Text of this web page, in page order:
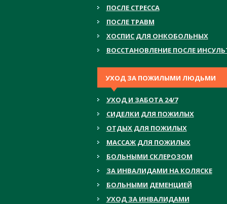
ПОСЛЕ СТРЕССА
ПОСЛЕ ТРАВМ
ХОСПИС ДЛЯ ОНКОБОЛЬНЫХ
ВОССТАНОВЛЕНИЕ ПОСЛЕ
УХОД ЗА ПОЖИЛЫМИ ЛЮДЬМИ
УХОД И ЗАБОТА 24/7
СИДЕЛКИ ДЛЯ ПОЖИЛЫХ
ОТДЫХ ДЛЯ ПОЖИЛЫХ
МАССАЖ ДЛЯ ПОЖИЛЫХ
БОЛЬНЫМИ СКЛЕРОЗОМ
ЗА ИНВАЛИДАМИ НА КОЛЯСКЕ
БОЛЬНЫМИ ДЕМЕНЦИЕЙ
УХОД ЗА ИНВАЛИДАМИ